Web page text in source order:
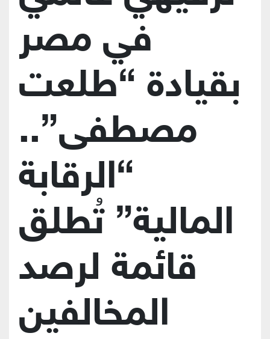
في مصر
بقيادة “طلعت
مصطفى”..
“الرقابة
المالية” تُطلق
قائمة لرصد
المخالفين